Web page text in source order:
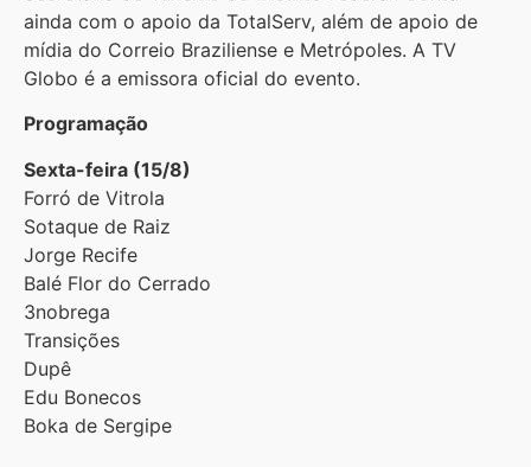
ainda com o apoio da TotalServ, além de apoio de
mídia do Correio Braziliense e Metrópoles. A TV
Globo é a emissora oficial do evento.
Programação
Sexta-feira (15/8)
Forró de Vitrola
Sotaque de Raiz
Jorge Recife
Balé Flor do Cerrado
3nobrega
Transições
Dupê
Edu Bonecos
Boka de Sergipe